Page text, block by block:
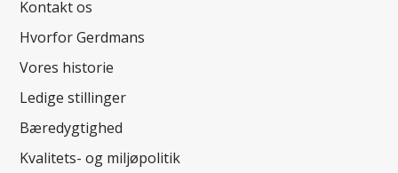
Kontakt os
Hvorfor Gerdmans
Vores historie
Ledige stillinger
Bæredygtighed
Kvalitets- og miljøpolitik